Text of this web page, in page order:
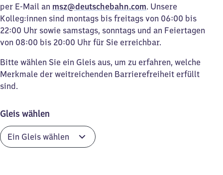
per E-Mail an msz@deutschebahn.com. Unsere
Kolleg:innen sind montags bis freitags von 06:00 bis
22:00 Uhr sowie samstags, sonntags und an Feiertagen
von 08:00 bis 20:00 Uhr für Sie erreichbar.
Bitte wählen Sie ein Gleis aus, um zu erfahren, welche
Merkmale der weitreichenden Barrierefreiheit erfüllt
sind.
Gleis wählen